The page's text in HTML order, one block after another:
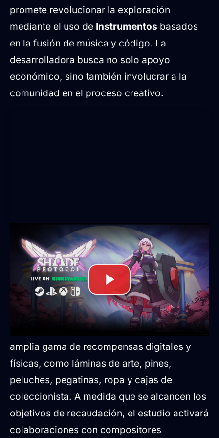
promete revolucionar la exploración
mediante el uso de Instrumentos basados
en la fusión de música y código. La
desarrolladora busca no solo apoyo
económico, sino también involucrar a la
comunidad en el proceso creativo.
Recompensas y
colaboraciones musicales
de alto nivel
La campaña ofrece a los patrocinadores una
amplia gama de recompensas digitales y
físicas, como láminas de arte, pines,
peluches, pegatinas, ropa y cajas de
coleccionista. A medida que se alcancen los
objetivos de recaudación, el estudio activará
colaboraciones con compositores